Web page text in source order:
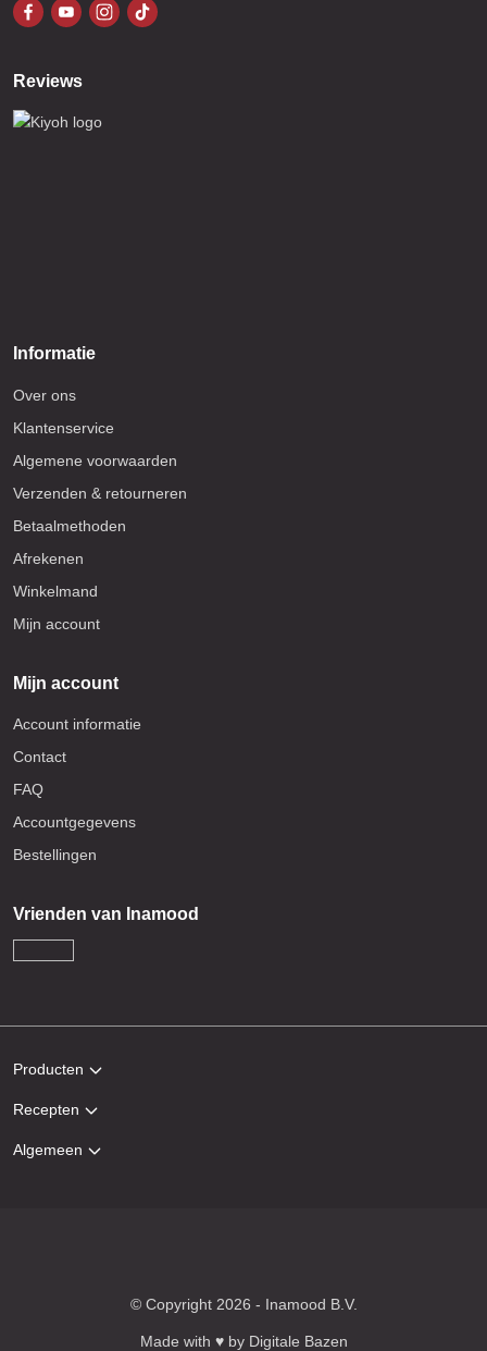
Reviews
Informatie
Over ons
Klantenservice
Algemene voorwaarden
Verzenden & retourneren
Betaalmethoden
Afrekenen
Winkelmand
Mijn account
Mijn account
Account informatie
Contact
FAQ
Accountgegevens
Bestellingen
Vrienden van Inamood
Producten
Recepten
Algemeen
© Copyright 2026 - Inamood B.V.
Made with ♥ by Digitale Bazen